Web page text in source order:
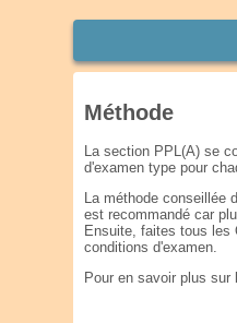
Méthode
La section PPL(A) se
d'examen type pour
La méthode conseillée
est recommandé car
Ensuite, faites tous les
conditions d'examen.
Pour en savoir plus sur